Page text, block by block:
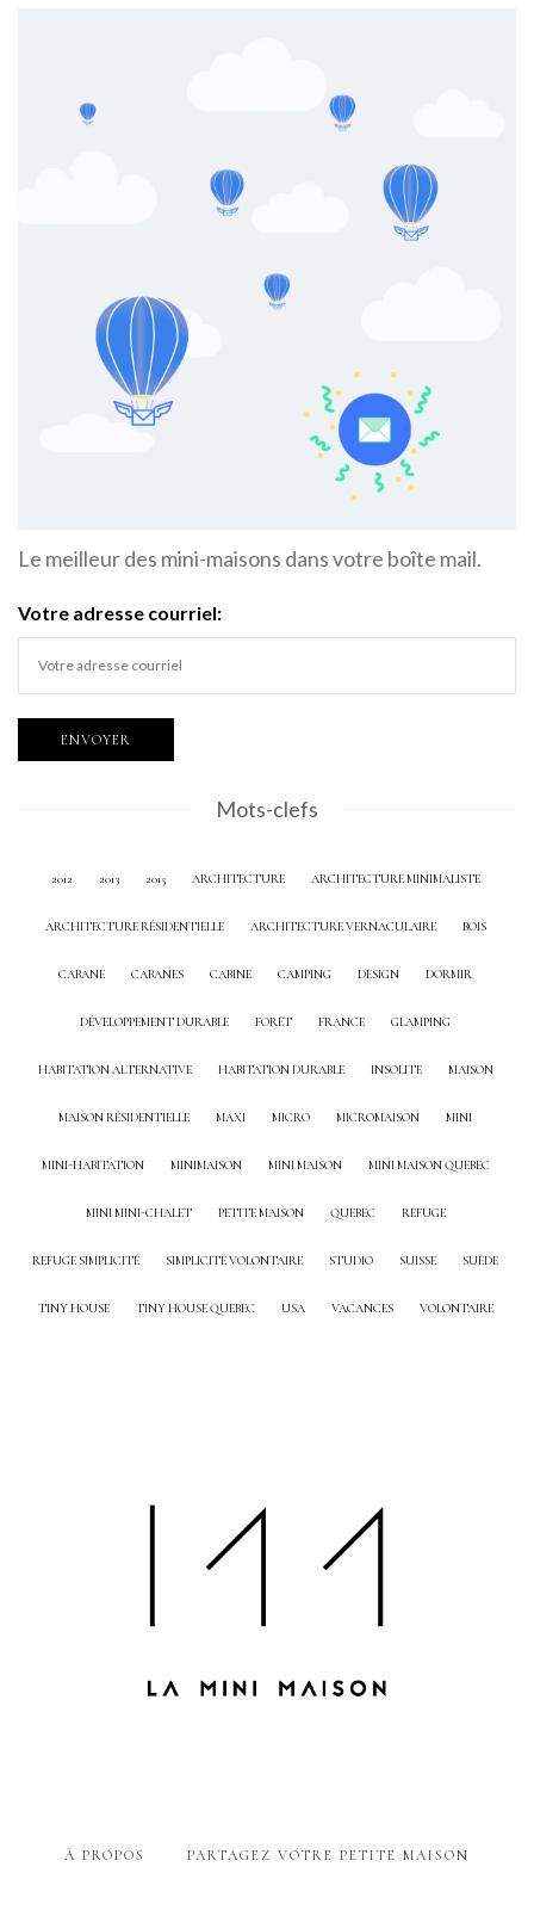
Le meilleur des mini-maisons dans votre boîte mail.
Votre adresse courriel:
Mots-clefs
2012 2013 2015 ARCHITECTURE ARCHITECTURE MINIMALISTE
ARCHITECTURE RÉSIDENTIELLE ARCHITECTURE VERNACULAIRE BOIS
CABANE CABANES CABINE CAMPING DESIGN DORMIR
DÉVELOPPEMENT DURABLE FORÊT FRANCE GLAMPING
HABITATION ALTERNATIVE HABITATION DURABLE INSOLITE MAISON
MAISON RÉSIDENTIELLE MAXI MICRO MICROMAISON MINI
MINI-HABITATION MINIMAISON MINI MAISON MINI MAISON QUEBEC
MINI MINI-CHALET PETITE MAISON QUEBEC REFUGE
REFUGE SIMPLICITÉ SIMPLICITÉ VOLONTAIRE STUDIO SUISSE SUÈDE
TINY HOUSE TINY HOUSE QUEBEC USA VACANCES VOLONTAIRE
À PROPOS PARTAGEZ VOTRE PETITE MAISON